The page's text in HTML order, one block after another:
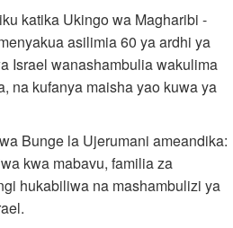
katika Ukingo wa Magharibi -
asilimia 60 ya ardhi ya
Israel wanashambulia wakulima
na kufanya maisha yao kuwa ya
Bunge la Ujerumani ameandika:
kwa mabavu, familia za
hukabiliwa na mashambulizi ya